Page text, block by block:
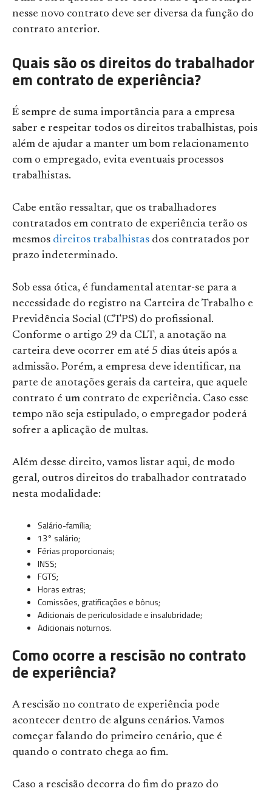
nesse novo contrato deve ser diversa da função do
contrato anterior.
Quais são os direitos do trabalhador
em contrato de experiência?
É sempre de suma importância para a empresa
saber e respeitar todos os direitos trabalhistas, pois
além de ajudar a manter um bom relacionamento
com o empregado, evita eventuais processos
trabalhistas.
Cabe então ressaltar, que os trabalhadores
contratados em contrato de experiência terão os
mesmos direitos trabalhistas dos contratados por
prazo indeterminado.
Sob essa ótica, é fundamental atentar-se para a
necessidade do registro na Carteira de Trabalho e
Previdência Social (CTPS) do profissional.
Conforme o artigo 29 da CLT, a anotação na
carteira deve ocorrer em até 5 dias úteis após a
admissão. Porém, a empresa deve identificar, na
parte de anotações gerais da carteira, que aquele
contrato é um contrato de experiência. Caso esse
tempo não seja estipulado, o empregador poderá
sofrer a aplicação de multas.
Além desse direito, vamos listar aqui, de modo
geral, outros direitos do trabalhador contratado
nesta modalidade:
Salário-família;
13° salário;
Férias proporcionais;
INSS;
FGTS;
Horas extras;
Comissões, gratificações e bônus;
Adicionais de periculosidade e insalubridade;
Adicionais noturnos.
Como ocorre a rescisão no contrato
de experiência?
A rescisão no contrato de experiência pode
acontecer dentro de alguns cenários. Vamos
começar falando do primeiro cenário, que é
quando o contrato chega ao fim.
Caso a rescisão decorra do fim do prazo do